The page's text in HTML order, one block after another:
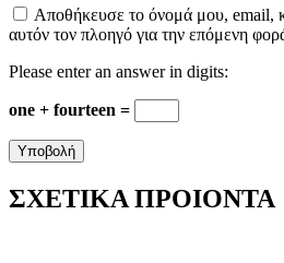
Αποθήκευσε το όνομά μου, email,
αυτόν τον πλοηγό για την επόμενη
Please enter an answer in digits:
one + fourteen =
ΣΧΕΤΙΚΑ ΠΡΟΙΟΝΤΑ